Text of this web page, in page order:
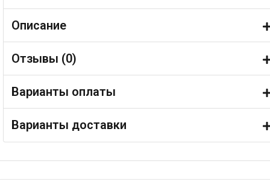
Описание
Отзывы (0)
Варианты оплаты
Варианты доставки